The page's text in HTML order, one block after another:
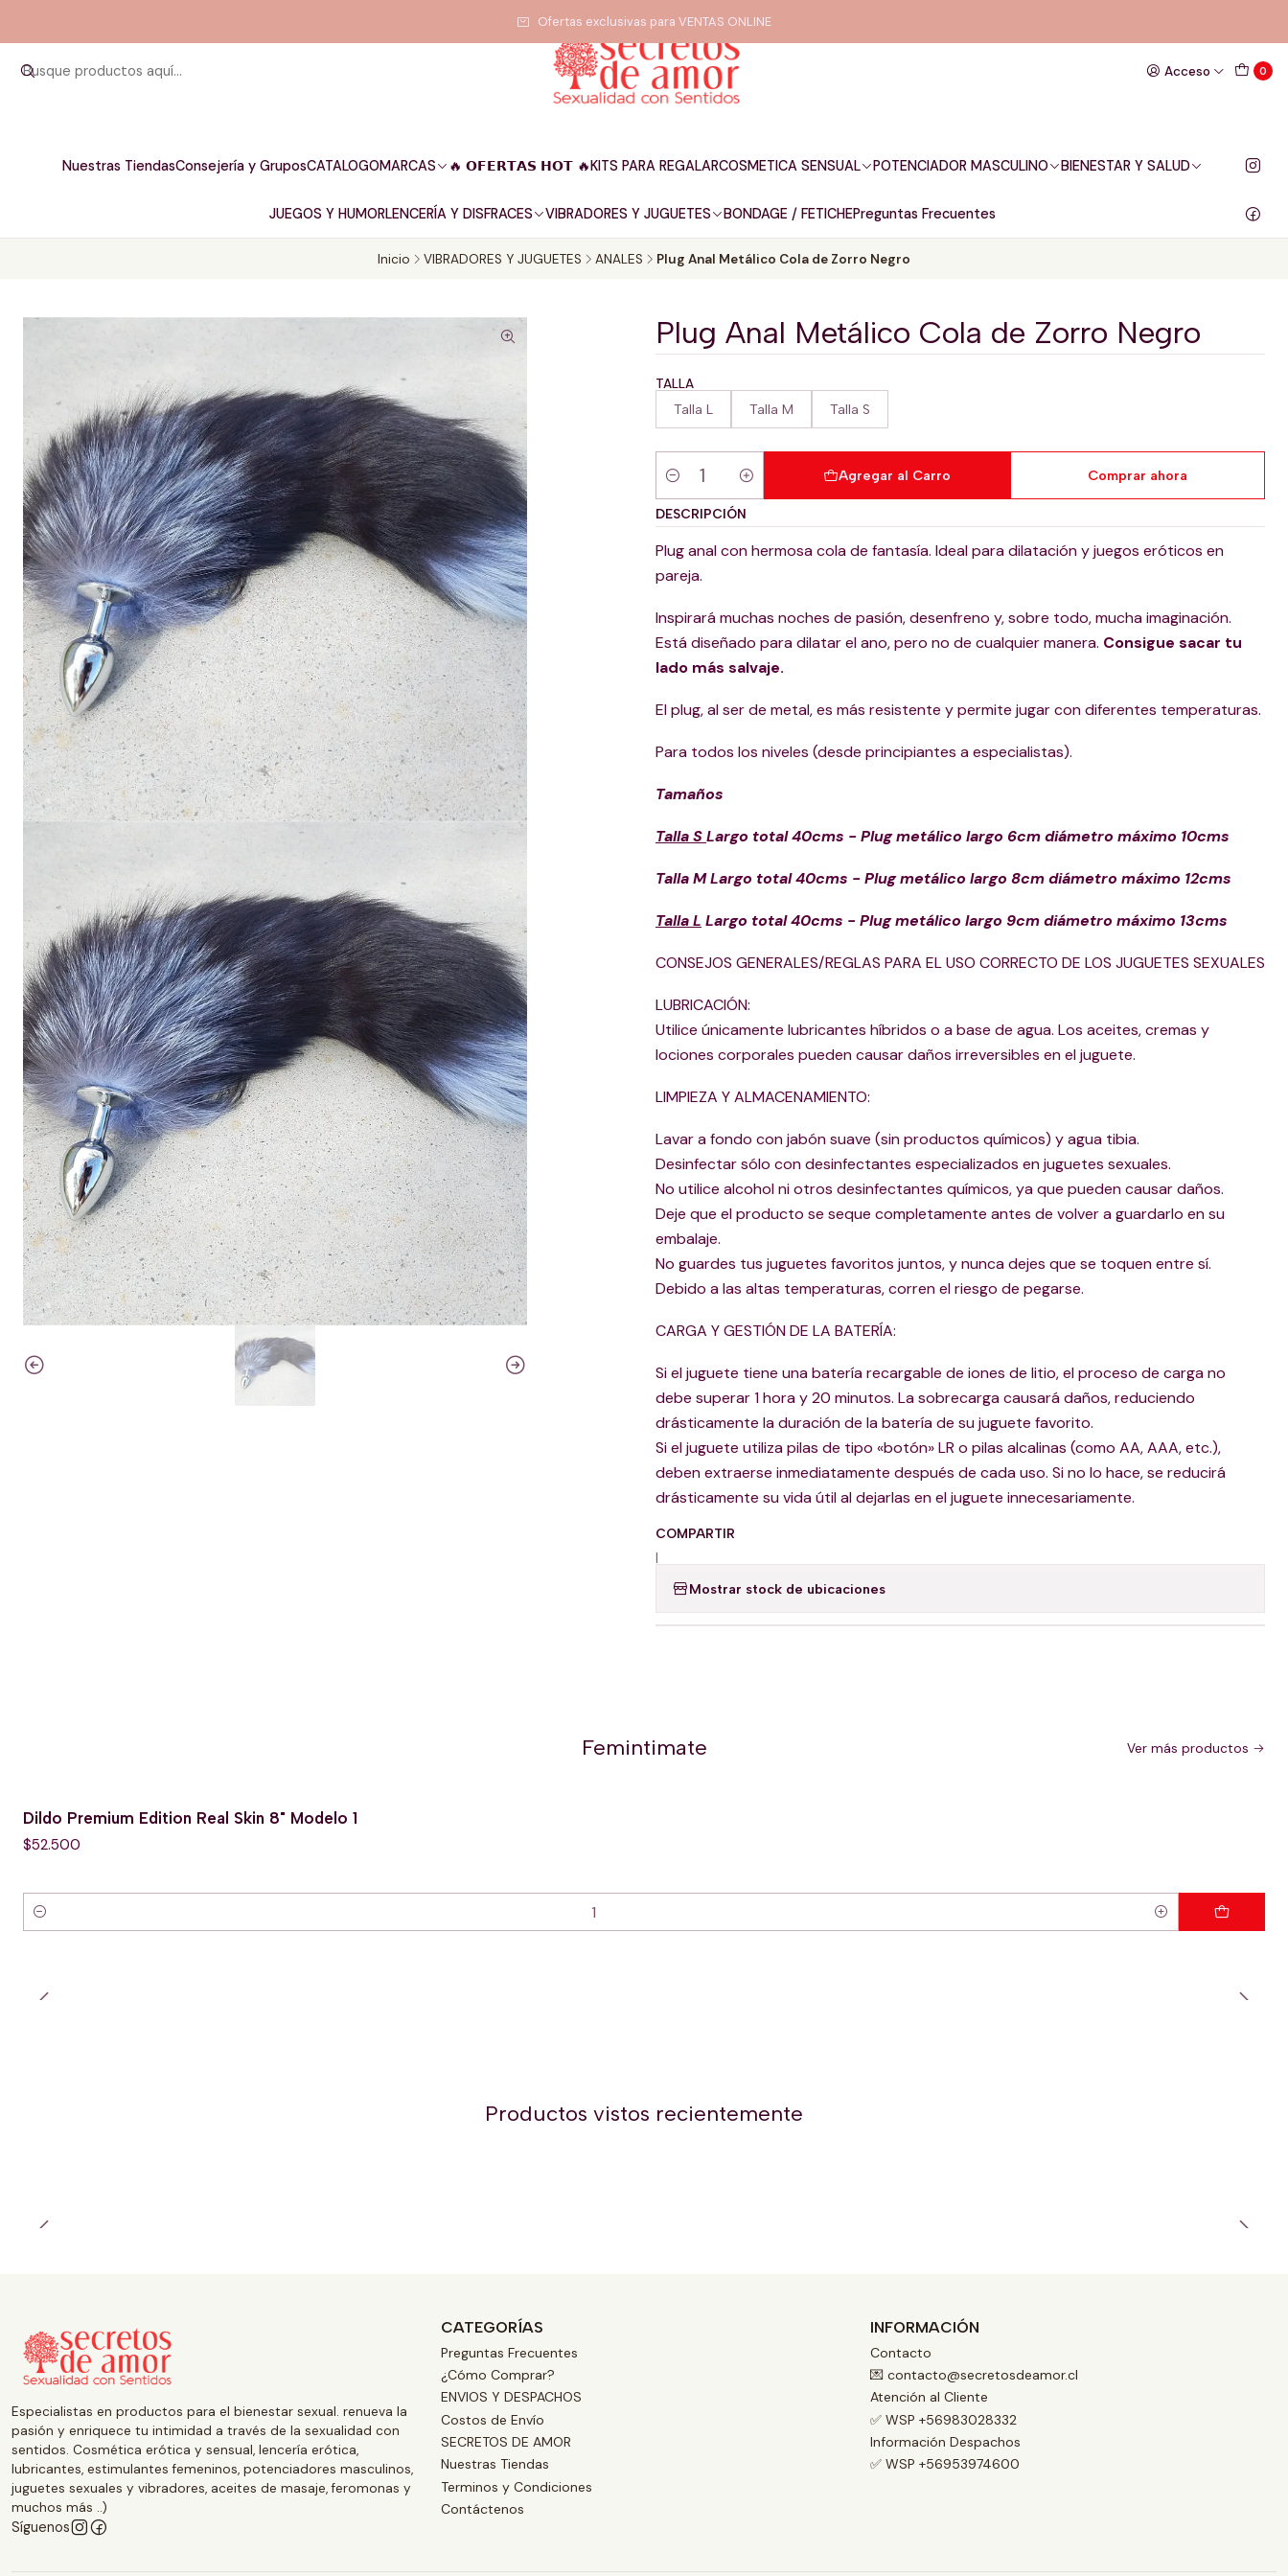
Acceso 0
Nuestras TiendasConsejería y GruposCATALOGOMARCAS 🔥 𝗢𝗙𝗘𝗥𝗧𝗔𝗦 𝗛𝗢𝗧 🔥KITS PARA REGALARCOSMETICA SENSUAL POTENCIADOR MASCULINO BIENESTAR Y SALUD
JUEGOS Y HUMORLENCERÍA Y DISFRACES VIBRADORES Y JUGUETES BONDAGE / FETICHEPreguntas Frecuentes
Ofertas exclusivas para VENTAS ONLINE
Inicio VIBRADORES Y JUGUETES ANALES Plug Anal Metálico Cola de Zorro Negro
Plug Anal Metálico Cola de Zorro Negro
TALLA
Talla L Talla M Talla S
Cantidad
Agregar al Carro Comprar ahora
DESCRIPCIÓN
Plug anal con hermosa cola de fantasía. Ideal para dilatación y juegos eróticos en
pareja.
Inspirará muchas noches de pasión, desenfreno y, sobre todo, mucha imaginación.
Está diseñado para dilatar el ano, pero no de cualquier manera. Consigue sacar tu
lado más salvaje.
El plug, al ser de metal, es más resistente y permite jugar con diferentes temperaturas.
Para todos los niveles (desde principiantes a especialistas).
Tamaños
Talla SLargo total 40cms - Plug metálico largo 6cm diámetro máximo 10cms
Talla MLargo total 40cms - Plug metálico largo 8cm diámetro máximo 12cms
Talla L Largo total 40cms - Plug metálico largo 9cm diámetro máximo 13cms
CONSEJOS GENERALES/REGLAS PARA EL USO CORRECTO DE LOS JUGUETES SEXUALES
LUBRICACIÓN:
Utilice únicamente lubricantes híbridos o a base de agua. Los aceites, cremas y
lociones corporales pueden causar daños irreversibles en el juguete.
LIMPIEZA Y ALMACENAMIENTO:
Lavar a fondo con jabón suave (sin productos químicos) y agua tibia.
Desinfectar sólo con desinfectantes especializados en juguetes sexuales.
No utilice alcohol ni otros desinfectantes químicos, ya que pueden causar daños.
Deje que el producto se seque completamente antes de volver a guardarlo en su
embalaje.
No guardes tus juguetes favoritos juntos, y nunca dejes que se toquen entre sí.
Debido a las altas temperaturas, corren el riesgo de pegarse.
CARGA Y GESTIÓN DE LA BATERÍA:
Si el juguete tiene una batería recargable de iones de litio, el proceso de carga no
debe superar 1 hora y 20 minutos. La sobrecarga causará daños, reduciendo
drásticamente la duración de la batería de su juguete favorito.
Si el juguete utiliza pilas de tipo «botón» LR o pilas alcalinas (como AA, AAA, etc.),
deben extraerse inmediatamente después de cada uso. Si no lo hace, se reducirá
drásticamente su vida útil al dejarlas en el juguete innecesariamente.
COMPARTIR
|
Mostrar stock de ubicaciones
Femintimate Ver más productos
Dildo Premium Edition Real Skin 8" Modelo 1
$52.500
Cantidad
Productos vistos recientemente
Especialistas en productos para el bienestar sexual. renueva la
pasión y enriquece tu intimidad a través de la sexualidad con
sentidos. Cosmética erótica y sensual, lencería erótica,
lubricantes, estimulantes femeninos, potenciadores masculinos,
juguetes sexuales y vibradores, aceites de masaje, feromonas y
muchos más ..)
Síguenos
CATEGORÍAS
Preguntas Frecuentes
¿Cómo Comprar?
ENVIOS Y DESPACHOS
Costos de Envío
SECRETOS DE AMOR
Nuestras Tiendas
Terminos y Condiciones
Contáctenos
INFORMACIÓN
Contacto
💌 contacto@secretosdeamor.cl
Atención al Cliente
✅ WSP +56983028332
Información Despachos
✅ WSP +56953974600